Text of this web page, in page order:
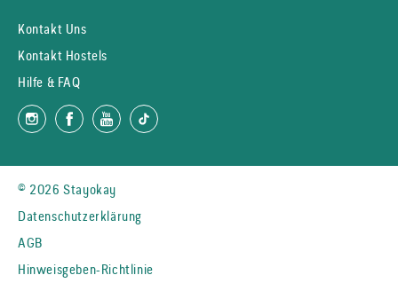
Kontakt Uns
Kontakt Hostels
Hilfe & FAQ
© 2026 Stayokay
Datenschutzerklärung
AGB
Hinweisgeben-Richtlinie